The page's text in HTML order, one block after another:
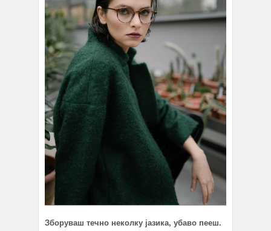
Зборуваш течно неколку јазика, убаво пееш.